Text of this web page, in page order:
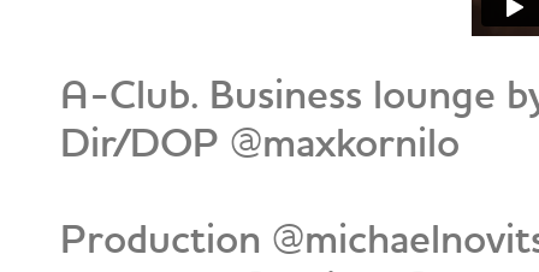
A-Club. Business lounge
Dir/DOP @maxkornilo
Production